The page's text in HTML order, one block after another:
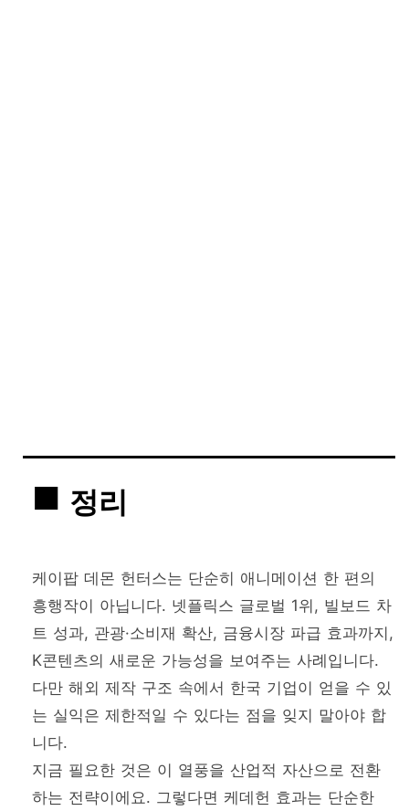
정리
케이팝 데몬 헌터스는 단순히 애니메이션 한 편의
흥행작이 아닙니다. 넷플릭스 글로벌 1위, 빌보드 차
트 성과, 관광·소비재 확산, 금융시장 파급 효과까지,
K콘텐츠의 새로운 가능성을 보여주는 사례입니다.
다만 해외 제작 구조 속에서 한국 기업이 얻을 수 있
는 실익은 제한적일 수 있다는 점을 잊지 말아야 합
니다.
지금 필요한 것은 이 열풍을 산업적 자산으로 전환
하는 전략이에요. 그렇다면 케데헌 효과는 단순한